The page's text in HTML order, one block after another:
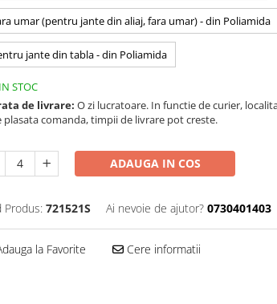
umar (pentru jante din aliaj, fara umar) - din Poliamida
jante din tabla - din Poliamida
IN STOC
de livrare: O zi lucratoare. In functie de curier,
plasata comanda, timpii de livrare pot creste.
ADAUGA IN COS
Produs: 721521S Ai nevoie de ajutor? 0730401403
la Favorite Cere informatii